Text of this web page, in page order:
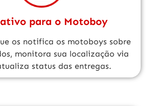
para o Motoboy
os notifica os motoboys sobre
monitora sua localização via
status das entregas.